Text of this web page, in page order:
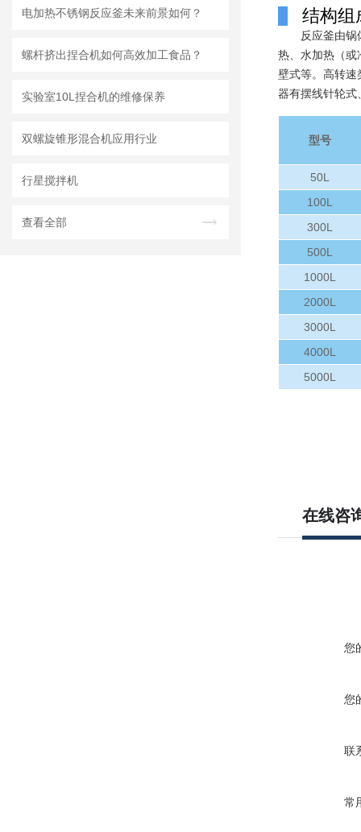
电加热不锈钢反应釜未来前景如何？
螺杆挤出捏合机如何高效加工食品？
实验室10L捏合机的维修保养
双螺旋锥形混合机应用行业
行星搅拌机
查看全部
结构组
反应釜由
热、水加热（或
壁式等。高转速
器有摆线针轮式
型号
50L
100L
300L
500L
1000L
2000L
3000L
4000L
5000L
在线咨
您
您
联
常